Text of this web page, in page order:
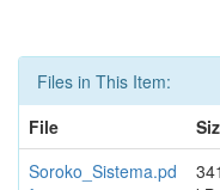
Files in This Item:
File
Soroko_Sistema.pd